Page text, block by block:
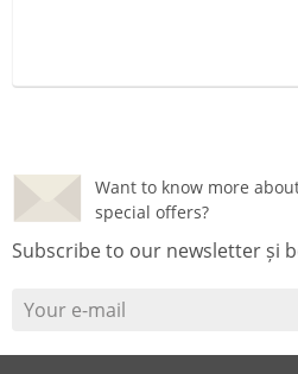
Want to know more
special offers?
Subscribe to our newsletter și
Your e-mail